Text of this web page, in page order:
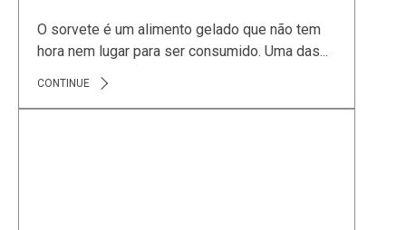
O sorvete é um alimento gelado que não tem
hora nem lugar para ser consumido. Uma das...
CONTINUE